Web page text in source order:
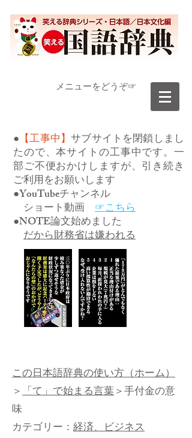
​メニューをどうぞ☞
● 【工事中】サブサイトを閉鎖しまし
たので、本サイトの工事中です。一
部ご不便おかけしますが、引き続き
ご利用をお願いします
●YouTubeチャンネル
ショート動画 ☞こちら
●NOTE論文始めました
だから財務省は嫌われる
この日本語辞典の使い方（ホーム）
＞「て」で始まる言葉＞手付金の意
味
カテゴリー： 経済、ビジネス